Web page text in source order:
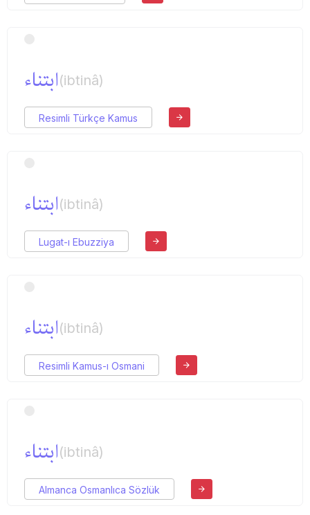
ابتناء(ibtinâ)
Resimli Türkçe Kamus
ابتناء(ibtinâ)
Lugat-ı Ebuzziya
ابتناء(ibtinâ)
Resimli Kamus-ı Osmani
ابتناء(ibtinâ)
Almanca Osmanlıca Sözlük